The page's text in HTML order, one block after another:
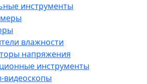
инструменты
влажности
напряжения
инструменты
видеоскопы